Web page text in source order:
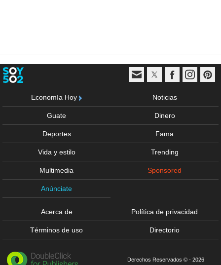
Economía Hoy Noticias
Guate Dinero
Deportes Fama
Vida y estilo Trending
Multimedia Sponsored
Anúnciate
Acerca de Política de privacidad
Términos de uso Directorio
Derechos Reservados © - 2026